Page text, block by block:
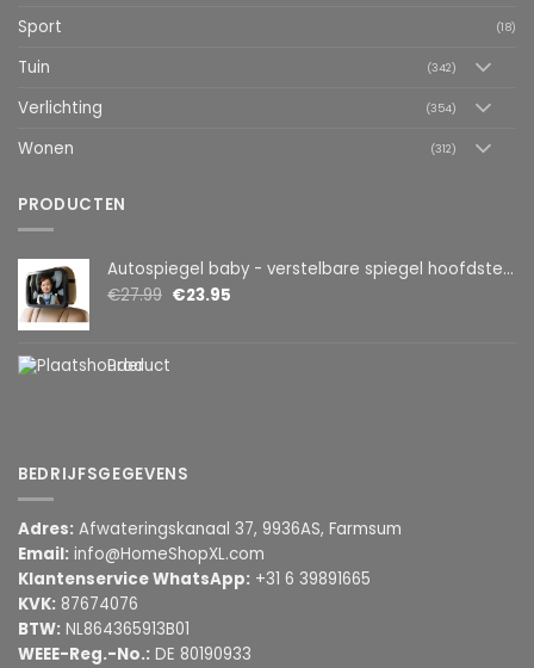
Sport (18)
Tuin (342)
Verlichting (354)
Wonen (312)
PRODUCTEN
Autospiegel baby - verstelbare spiegel hoofdsteun achterbank - veiligheidsspiegel - baby en kids - 19 x 30cm - 360 graden draaibaar - zwart
€27.99 €23.95
Product
BEDRIJFSGEGEVENS
Adres: Afwateringskanaal 37, 9936AS, Farmsum
Email: info@HomeShopXL.com
Klantenservice WhatsApp: +31 6 39891665
KVK: 87674076
BTW: NL864365913B01
WEEE-Reg.-No.: DE 80190933